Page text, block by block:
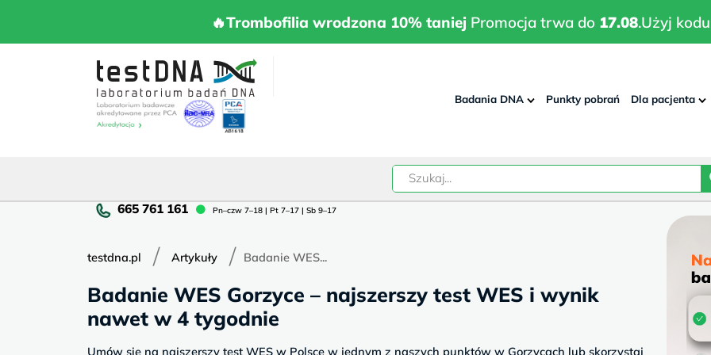
🔥Trombofilia wrodzona 10% taniej Promocja trwa do 17.08.Użyj
🔥Trombofilia wrodzona 10% taniej Promocja trwa do 17.08.Użyj kodu:
Pn–czw 7–18 | Pt 7–17 | Sb 9–17Pn–
Pt
7–
Badania DNA Punkty pobrań Dla pacjenta
testdna.pl / Artykuły / Badanie WES...
Badanie WES Gorzyce – najszerszy test WES i wynik
nawet w 4 tygodnie
Umów się na najszerszy test WES w Polsce w jednym z naszych punktów w Gorzycach lub skorzystaj